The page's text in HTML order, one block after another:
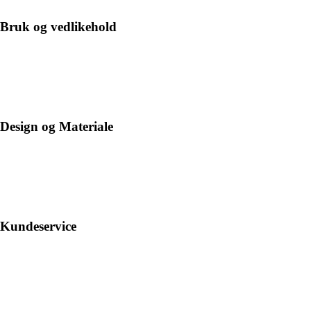
Bruk og vedlikehold
Design og Materiale
Kundeservice